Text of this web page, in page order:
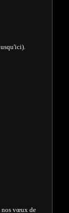
nos vœux de